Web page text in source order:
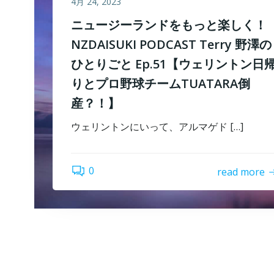
ニュージーランドをもっと楽しく！
NZDAISUKI PODCAST Terry 野澤の
ひとりごと Ep.51【ウェリントン日
りとプロ野球チームTUATARA倒
産？！】
ウェリントンにいって、アルマゲド […]
0 read more